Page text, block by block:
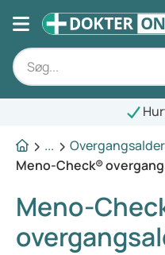
...
Overgangsalder
Meno-Check®
Meno-